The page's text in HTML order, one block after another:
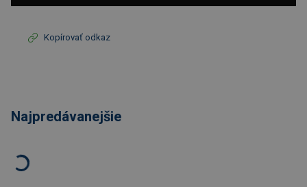
Kopírovať odkaz
Najpredávanejšie